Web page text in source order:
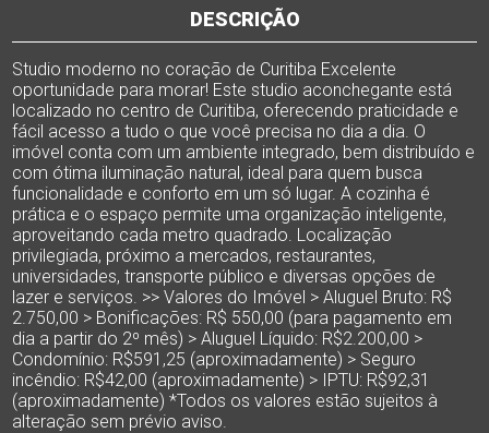
DESCRIÇÃO
Studio moderno no coração de Curitiba Excelente
oportunidade para morar! Este studio aconchegante está
localizado no centro de Curitiba, oferecendo praticidade e
fácil acesso a tudo o que você precisa no dia a dia. O
imóvel conta com um ambiente integrado, bem distribuído e
com ótima iluminação natural, ideal para quem busca
funcionalidade e conforto em um só lugar. A cozinha é
prática e o espaço permite uma organização inteligente,
aproveitando cada metro quadrado. Localização
privilegiada, próximo a mercados, restaurantes,
universidades, transporte público e diversas opções de
lazer e serviços. >> Valores do Imóvel > Aluguel Bruto: R$
2.750,00 > Bonificações: R$ 550,00 (para pagamento em
dia a partir do 2º mês) > Aluguel Líquido: R$2.200,00 >
Condomínio: R$591,25 (aproximadamente) > Seguro
incêndio: R$42,00 (aproximadamente) > IPTU: R$92,31
(aproximadamente) *Todos os valores estão sujeitos à
alteração sem prévio aviso.